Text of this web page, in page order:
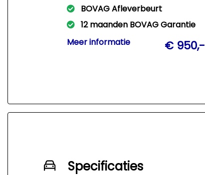
BOVAG Afleverbeurt
12 maanden BOVAG Garantie
Met dit pakket leveren wij Uw auto
rijklaar af met een nieuwe APK +
Meer informatie € 950,-
Specificaties